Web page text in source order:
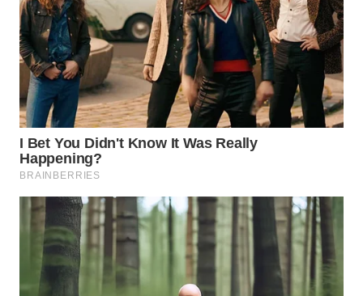
WN
DANAU
TOBA
WN
NIAS
WN
LANGKAT
WN
TAPANULI
SELATAN